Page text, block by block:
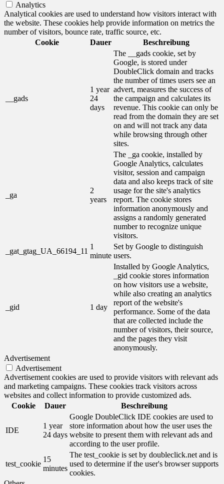
Analytics
Analytical cookies are used to understand how visitors interact with
the website. These cookies help provide information on metrics the
number of visitors, bounce rate, traffic source, etc.
Cookie
Dauer Beschreibung
__gads
1 year
24
days
The __gads cookie, set by
Google, is stored under
DoubleClick domain and tracks
the number of times users see an
advert, measures the success of
the campaign and calculates its
revenue. This cookie can only be
read from the domain they are set
on and will not track any data
while browsing through other
sites.
_ga
2
years
The _ga cookie, installed by
Google Analytics, calculates
visitor, session and campaign
data and also keeps track of site
usage for the site's analytics
report. The cookie stores
information anonymously and
assigns a randomly generated
number to recognize unique
visitors.
_gat_gtag_UA_66194_11
1
minute
Set by Google to distinguish
users.
_gid 1 day
Installed by Google Analytics,
_gid cookie stores information
on how visitors use a website,
while also creating an analytics
report of the website's
performance. Some of the data
that are collected include the
number of visitors, their source,
and the pages they visit
anonymously.
Advertisement
Advertisement
Advertisement cookies are used to provide visitors with relevant ads
and marketing campaigns. These cookies track visitors across
websites and collect information to provide customized ads.
Cookie
Dauer Beschreibung
IDE
1 year
24 days
Google DoubleClick IDE cookies are used to
store information about how the user uses the
website to present them with relevant ads and
according to the user profile.
test_cookie
15
minutes
The test_cookie is set by doubleclick.net and is
used to determine if the user's browser supports
cookies.